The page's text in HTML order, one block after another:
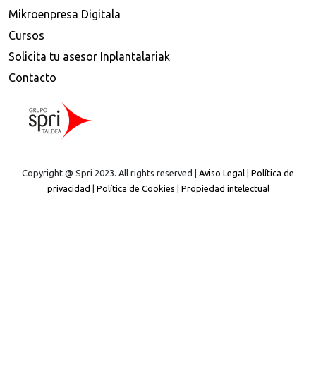
Mikroenpresa Digitala
Cursos
Solicita tu asesor Inplantalariak
Contacto
Copyright @ Spri 2023. All rights reserved | Aviso Legal | Política de
privacidad | Política de Cookies | Propiedad intelectual